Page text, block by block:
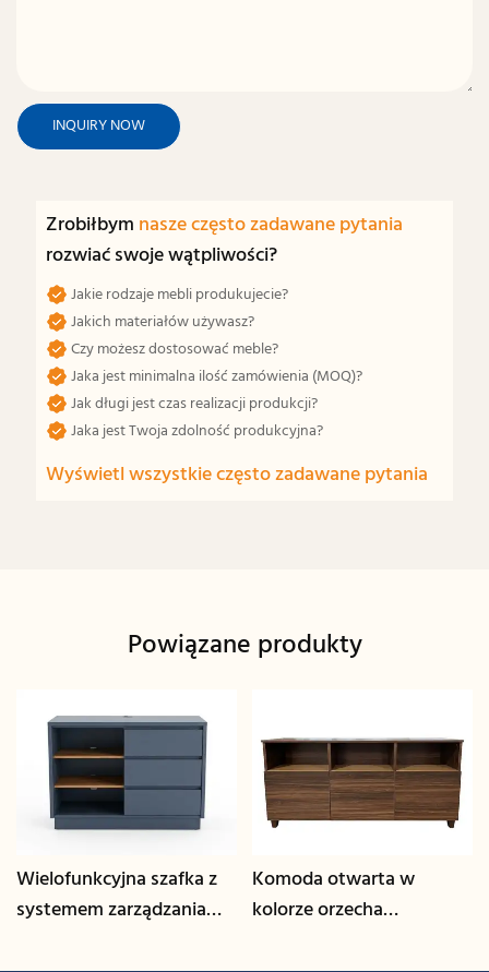
INQUIRY NOW
Zrobiłbym nasze często zadawane pytania
rozwiać swoje wątpliwości?
Jakie rodzaje mebli produkujecie?
Jakich materiałów używasz?
Czy możesz dostosować meble?
Jaka jest minimalna ilość zamówienia (MOQ)?
Jak długi jest czas realizacji produkcji?
Jaka jest Twoja zdolność produkcyjna?
Wyświetl wszystkie często zadawane pytania
Powiązane produkty
Wielofunkcyjna szafka z
systemem zarządzania
Komoda otwarta w
kolorze orzecha